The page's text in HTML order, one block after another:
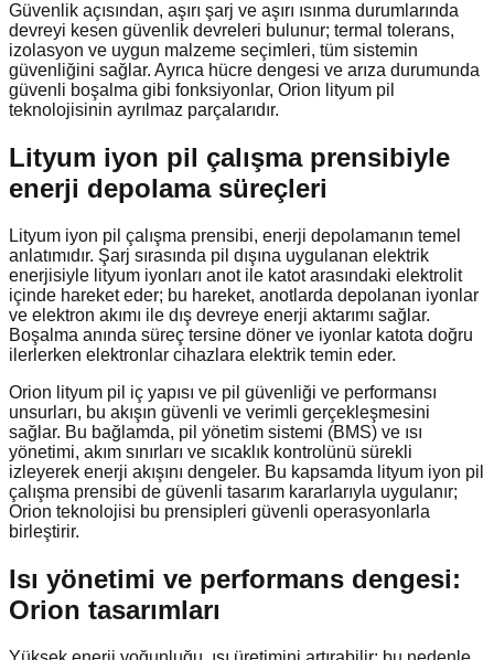
Güvenlik açısından, aşırı şarj ve aşırı ısınma durumlarında
devreyi kesen güvenlik devreleri bulunur; termal tolerans,
izolasyon ve uygun malzeme seçimleri, tüm sistemin
güvenliğini sağlar. Ayrıca hücre dengesi ve arıza durumunda
güvenli boşalma gibi fonksiyonlar, Orion lityum pil
teknolojisinin ayrılmaz parçalarıdır.
Lityum iyon pil çalışma prensibiyle
enerji depolama süreçleri
Lityum iyon pil çalışma prensibi, enerji depolamanın temel
anlatımıdır. Şarj sırasında pil dışına uygulanan elektrik
enerjisiyle lityum iyonları anot ile katot arasındaki elektrolit
içinde hareket eder; bu hareket, anotlarda depolanan iyonlar
ve elektron akımı ile dış devreye enerji aktarımı sağlar.
Boşalma anında süreç tersine döner ve iyonlar katota doğru
ilerlerken elektronlar cihazlara elektrik temin eder.
Orion lityum pil iç yapısı ve pil güvenliği ve performansı
unsurları, bu akışın güvenli ve verimli gerçekleşmesini
sağlar. Bu bağlamda, pil yönetim sistemi (BMS) ve ısı
yönetimi, akım sınırları ve sıcaklık kontrolünü sürekli
izleyerek enerji akışını dengeler. Bu kapsamda lityum iyon pil
çalışma prensibi de güvenli tasarım kararlarıyla uygulanır;
Orion teknolojisi bu prensipleri güvenli operasyonlarla
birleştirir.
Isı yönetimi ve performans dengesi:
Orion tasarımları